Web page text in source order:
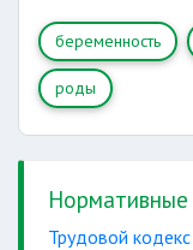
беременность
роды
Нормативные
Трудовой